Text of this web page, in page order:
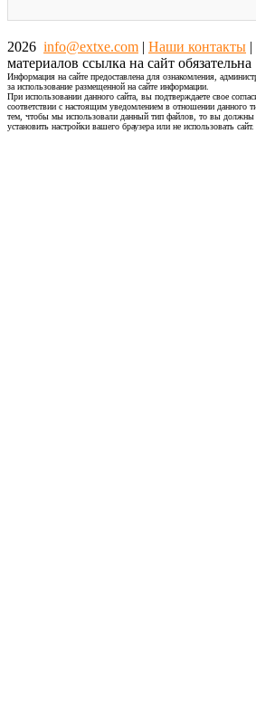
2026 info@extxe.com | Наши контакты
материалов ссылка на сайт обязательна
Информация на сайте предоставлена для ознакомления,
за использование размещенной на сайте информации.
При использовании данного сайта, вы подтверждаете свое
соответствии с настоящим уведомлением в отношении данного
тем, чтобы мы использовали данный тип файлов, то вы должны
установить настройки вашего браузера или не использовать сайт.